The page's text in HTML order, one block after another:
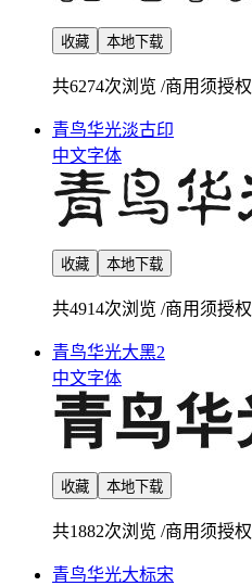
收藏 本地下载
共6274次浏览 /商用须授权
青鸟华光淡古印
中文字体
收藏 本地下载
共4914次浏览 /商用须授权
青鸟华光大黑2
中文字体
收藏 本地下载
共1882次浏览 /商用须授权
青鸟华光大标宋